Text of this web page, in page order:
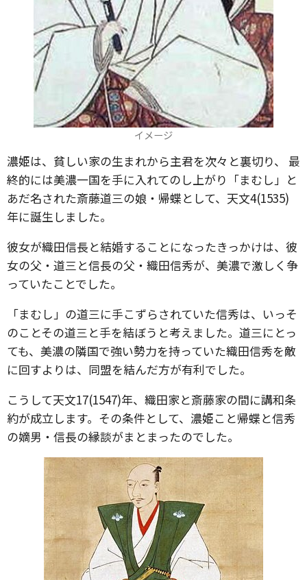
イメージ
濃姫は、貧しい家の生まれから主君を次々と裏切り、 最
終的には美濃一国を手に入れてのし上がり「まむし」と
あだ名された斎藤道三の娘・帰蝶として、天文4(1535)
年に誕生しました。
彼女が織田信長と結婚することになったきっかけは、彼
女の父・道三と信長の父・織田信秀が、美濃で激しく争
っていたことでした。
「まむし」の道三に手こずらされていた信秀は、いっそ
のことその道三と手を結ぼうと考えました。道三にとっ
ても、美濃の隣国で強い勢力を持っていた織田信秀を敵
に回すよりは、同盟を結んだ方が有利でした。
こうして天文17(1547)年、織田家と斎藤家の間に講和条
約が成立します。その条件として、濃姫こと帰蝶と信秀
の嫡男・信長の縁談がまとまったのでした。